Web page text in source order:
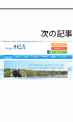
次の記事